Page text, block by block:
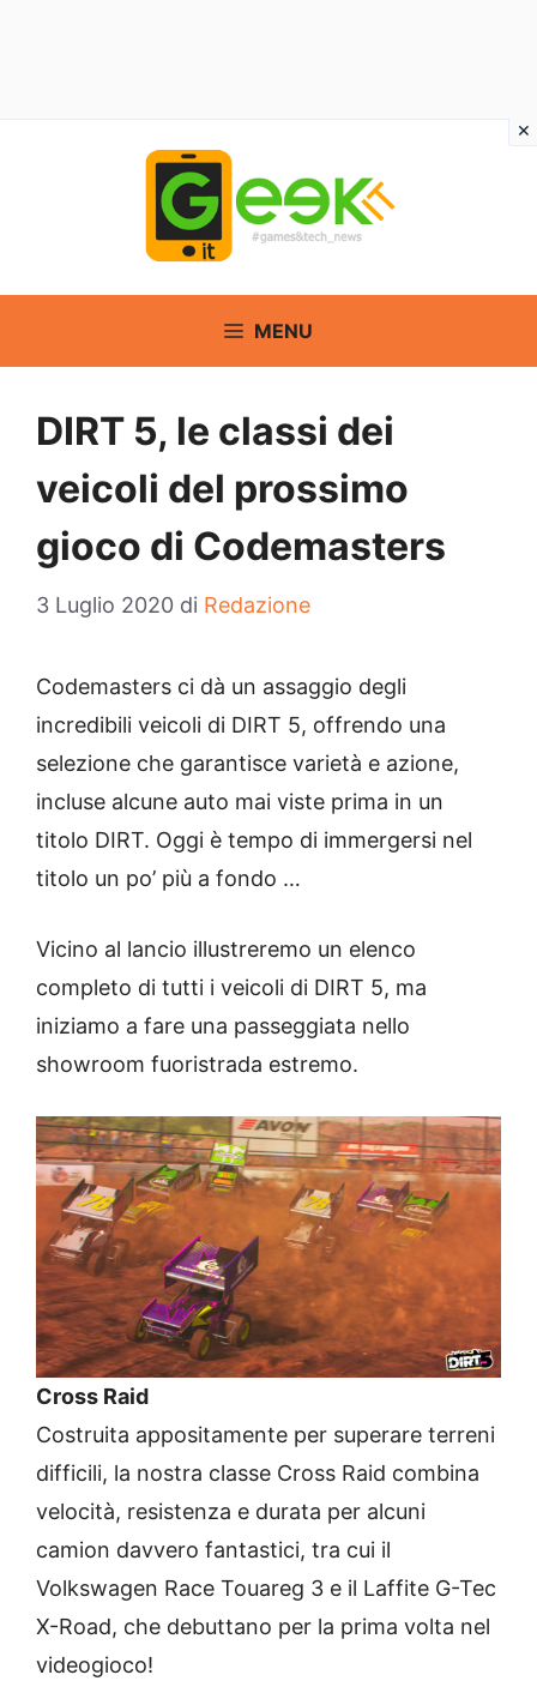
MENU
DIRT 5, le classi dei
veicoli del prossimo
gioco di Codemasters
3 Luglio 2020 di Redazione
Codemasters ci dà un assaggio degli
incredibili veicoli di DIRT 5, offrendo una
selezione che garantisce varietà e azione,
incluse alcune auto mai viste prima in un
titolo DIRT. Oggi è tempo di immergersi nel
titolo un po’ più a fondo …
Vicino al lancio illustreremo un elenco
completo di tutti i veicoli di DIRT 5, ma
iniziamo a fare una passeggiata nello
showroom fuoristrada estremo.
Cross Raid
Costruita appositamente per superare terreni
difficili, la nostra classe Cross Raid combina
velocità, resistenza e durata per alcuni
camion davvero fantastici, tra cui il
Volkswagen Race Touareg 3 e il Laffite G-Tec
X-Road, che debuttano per la prima volta nel
videogioco!